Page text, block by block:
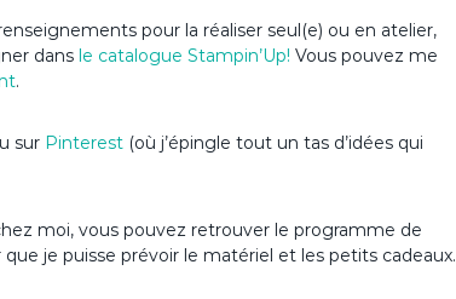
pour la réaliser seul(e) ou en atelier,
dans le catalogue Stampin’Up! Vous pouvez me
.
sur Pinterest (où j’épingle tout un tas d’idées qui
moi, vous pouvez retrouver le programme de
je puisse prévoir le matériel et les petits cadeaux.